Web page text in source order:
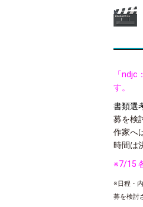
「
す。
書類選
募を検
作家へ
時間は
※7/15
※日程・
募を検討